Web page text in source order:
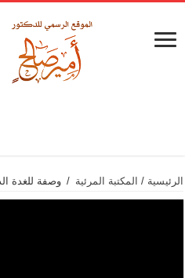
الرئيسية / المكتبة المرئية / وصفة للغدة